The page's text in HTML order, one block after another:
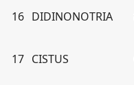
16 DIDINONOTRIA
17 CISTUS